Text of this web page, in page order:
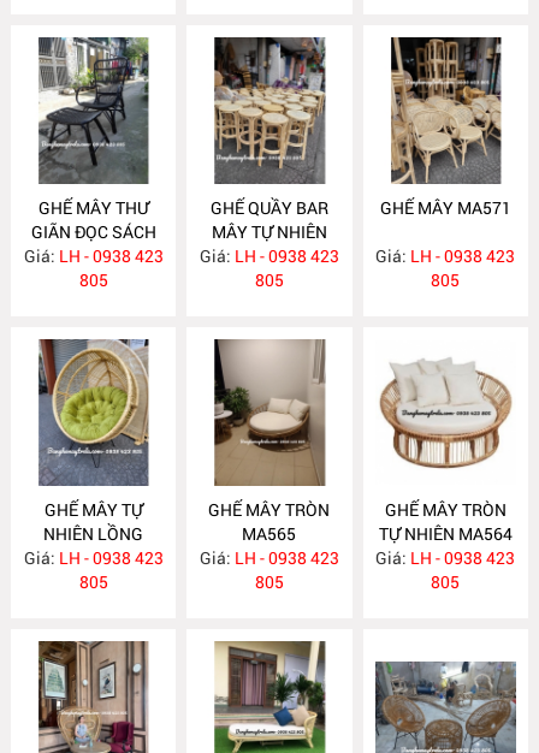
GHẾ MÂY THƯ
GIÃN ĐỌC SÁCH
KÈM ĐÔN GÁC
CHÂN MA575
Giá: LH - 0938 423
805
GHẾ QUẦY BAR
MÂY TỰ NHIÊN
MA572
Giá: LH - 0938 423
805
GHẾ MÂY MA571
Giá: LH - 0938 423
805
GHẾ MÂY TỰ
NHIÊN LỒNG
CHIM MA569
Giá: LH - 0938 423
805
GHẾ MÂY TRÒN
MA565
Giá: LH - 0938 423
805
GHẾ MÂY TRÒN
TỰ NHIÊN MA564
Giá: LH - 0938 423
805